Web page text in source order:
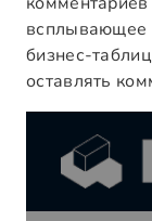
всплывающее
бизнес-
оставлять